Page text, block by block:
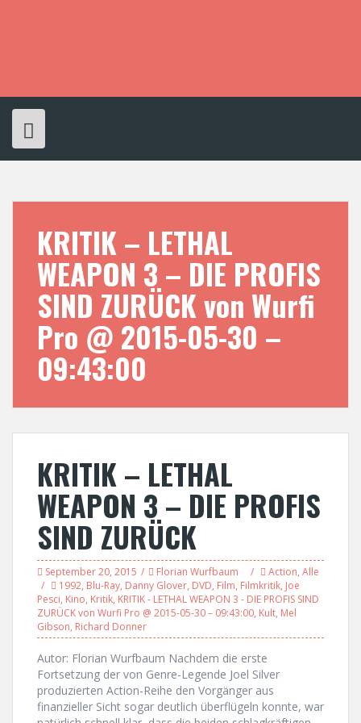
KRITIK – LETHAL
WEAPON 3 – DIE PROFIS
SIND ZURÜCK von Wurfi
Pro @ 2015-05-30 –
09:43:00
KRITIK – LETHAL
WEAPON 3 – DIE PROFIS
SIND ZURÜCK
September 20, 2015 Florian Wurfbaum Action, Alle
1992, Blu-Ray, Danny Glover, DVD, Film, Filmkritik, Joe
Pesci, Kino, Kritik, KRITIK - LETHAL WEAPON 3 - DIE PROFIS SIND
ZURÜCK von Wurfi Pro @ 2015-05-30 – 09:43:00, Kult, Mel
Gibson, Richard Donner
Autor: Florian Wurfbaum Nachdem die erste
Fortsetzung der von Genre-Legende Joel Silver
produzierten Action-Reihe den Vorgänger aus
finanzieller Sicht sogar deutlich überflügeln konnte, war